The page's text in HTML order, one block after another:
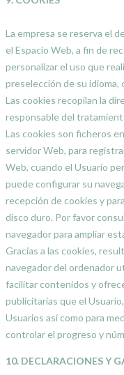
La empresa se reserva el
el Espacio Web, a fin de
personalizar el uso que
preselección de su
Las cookies recopilan la
responsable del
Las cookies son ficheros
servidor Web, para
Web, cuando el Usuario
puede configurar su
recepción de cookies y
disco duro. Por favor
navegador para ampliar
Gracias a las cookies,
navegador del ordenador
facilitar contenidos y
publicitarias que el
Usuarios así como para
controlar el progreso y
10. DECLARACIONES Y